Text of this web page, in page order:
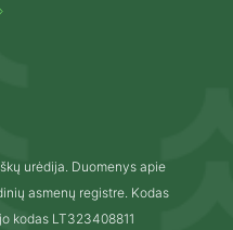
urėdija. Duomenys apie
asmenų registre. Kodas
kodas LT323408811